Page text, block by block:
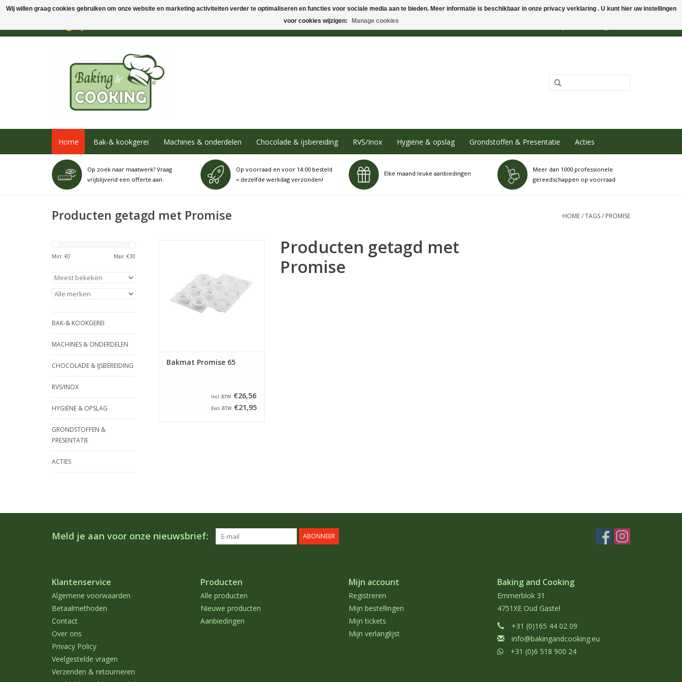
Home Bak-& kookgerei Machines & onderdelen Chocolade & ijsbereiding RVS/Inox Hygiëne & opslag Grondstoffen & Presentatie Acties
Op zoek naar maatwerk? Vraag
vrijblijvend een offerte aan.
Op voorraad en voor 14:00 besteld
= dezelfde werkdag verzonden!
Elke maand leuke aanbiedingen
Meer dan 1000 professionele
gereedschappen op voorraad
Producten getagd met Promise HOME/TAGS/ PROMISE
Min: €0 Max: €30
BAK-& KOOKGEREI
MACHINES & ONDERDELEN
CHOCOLADE & IJSBEREIDING
RVS/INOX
HYGIËNE & OPSLAG
GRONDSTOFFEN &
PRESENTATIE
ACTIES
voor het bakken en lossen van
producten!
TOEVOEGEN AAN WINKELWAGEN
Bakmat Promise 65
Incl. BTW €26,56
Excl. BTW €21,95
Producten getagd met
Promise
Meld je aan voor onze nieuwsbrief: ABONNEER
Klantenservice
Algemene voorwaarden
Betaalmethoden
Contact
Over ons
Privacy Policy
Veelgestelde vragen
Verzenden & retourneren
Producten
Alle producten
Nieuwe producten
Aanbiedingen
Mijn account
Registreren
Mijn bestellingen
Mijn tickets
Mijn verlanglijst
Baking and Cooking
Emmerblok 31
4751XE Oud Gastel
+31 (0)165 44 02 09
info@bakingandcooking.eu
+31 (0)6 518 900 24
Wij willen graag cookies gebruiken om onze website en marketing activiteiten verder te optimaliseren en functies voor sociale media aan te bieden. Meer informatie is beschikbaar in onze privacy verklaring . U kunt hier uw instellingen
voor cookies wijzigen:
Manage cookies